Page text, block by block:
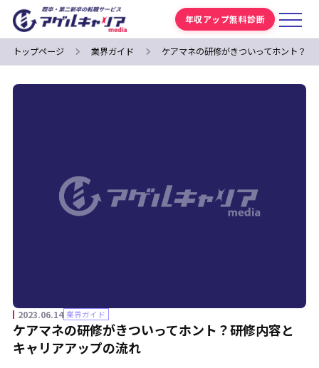
年収アップ無料診断
トップページ 業界ガイド ケアマネの研修がきついってホント？
2023.06.14 業界ガイド
ケアマネの研修がきついってホント？研修内容と
キャリアアップの流れ